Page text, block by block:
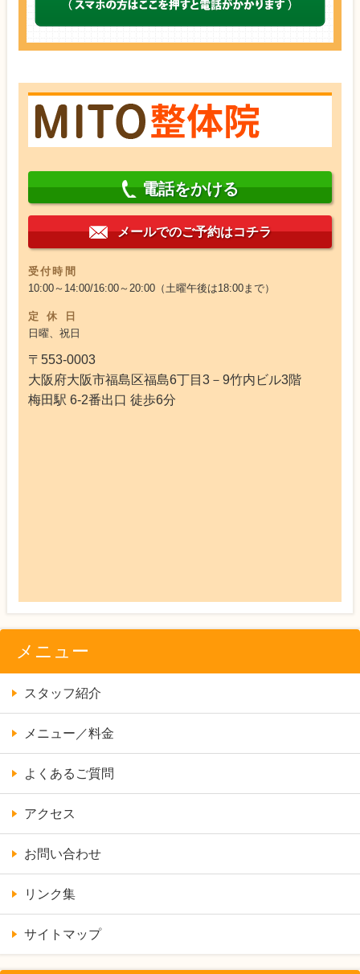
電話をかける
メールでのご予約はコチラ
受付時間
10:00～14:00/16:00～20:00（土曜午後は18:00まで）
定休日
日曜、祝日
〒553-0003
大阪府大阪市福島区福島6丁目3－9竹内ビル3階
梅田駅 6-2番出口 徒歩6分
メニュー
スタッフ紹介
メニュー／料金
よくあるご質問
アクセス
お問い合わせ
リンク集
サイトマップ